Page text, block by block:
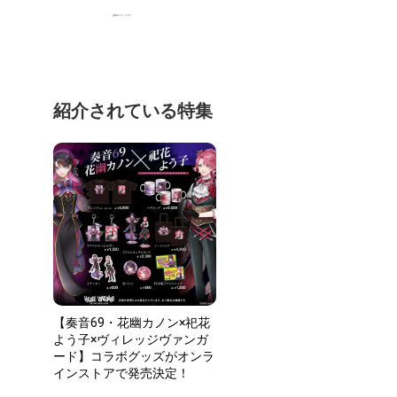
紹介されている特集
【奏音69・花幽カノン×祀花
よう子×ヴィレッジヴァンガ
ード】コラボグッズがオンラ
インストアで発売決定！